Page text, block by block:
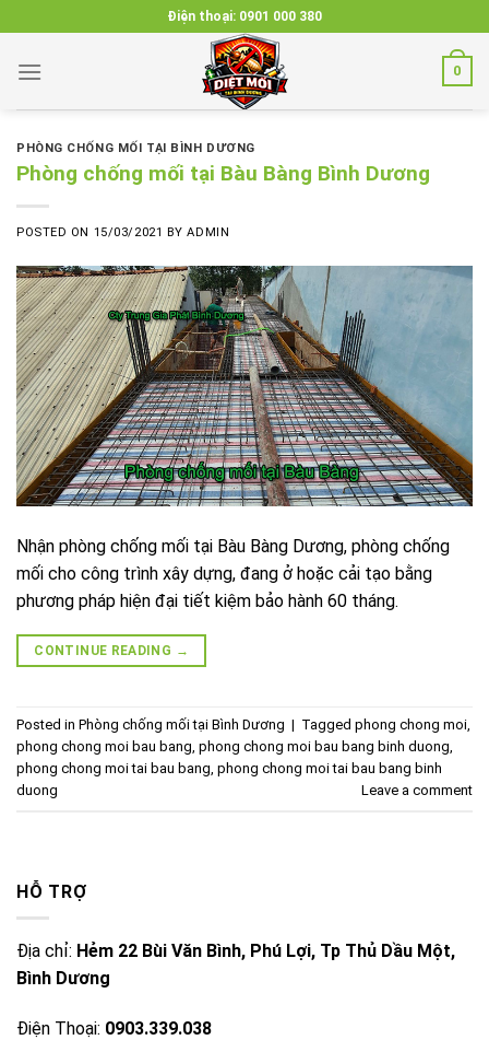
to
content
Điện thoại: 0901 000 380
0
PHÒNG CHỐNG MỐI TẠI BÌNH DƯƠNG
Phòng chống mối tại Bàu Bàng Bình Dương
POSTED ON 15/03/2021 BYADMIN
Nhận phòng chống mối tại Bàu Bàng Dương, phòng chống
mối cho công trình xây dựng, đang ở hoặc cải tạo bằng
phương pháp hiện đại tiết kiệm bảo hành 60 tháng.
CONTINUE READING →
Posted in Phòng chống mối tại Bình Dương | Tagged phong chong moi
phong chong moi bau bang phong chong moi bau bang binh duong
phong chong moi tai bau bang phong chong moi tai bau bang binh
duong
Leave a comment
HỖ TRỢ
Địa chỉ: Hẻm 22 Bùi Văn Bình, Phú Lợi, Tp Thủ Dầu Một,
Bình Dương
Điện Thoại: 0903.339.038